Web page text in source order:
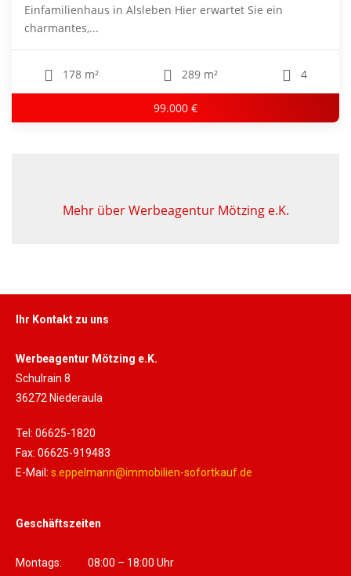
Einfamilienhaus in Alsleben Hier erwartet Sie ein
charmantes,...
178 m² 289 m² 4
99.000 €
Mehr über Werbeagentur Mötzing e.K.
Ihr Kontakt zu uns
Werbeagentur Mötzing e.K.
Schulrain 8
36272 Niederaula
Tel: 06625-1820
Fax: 06625-919483
E-Mail: s.eppelmann@immobilien-sofortkauf.de
Geschäftszeiten
Montags: 08:00 – 18:00 Uhr